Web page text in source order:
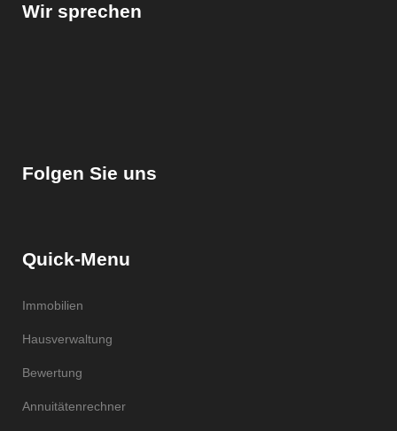
Wir sprechen
Folgen Sie uns
Quick-Menu
Immobilien
Hausverwaltung
Bewertung
Annuitätenrechner